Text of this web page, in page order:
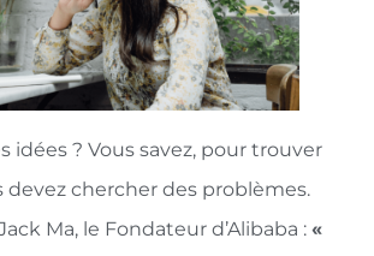
idées ? Vous savez, pour trouver
devez chercher des problèmes.
Ma, le Fondateur d’Alibaba :«